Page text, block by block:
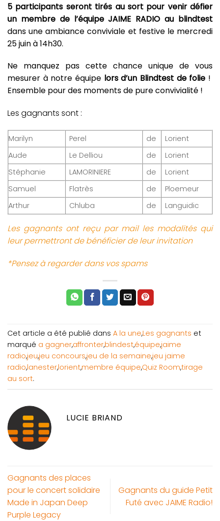
5 participants seront tirés au sort pour venir défier
un membre de l’équipe JAIME RADIO au blindtest
dans une ambiance conviviale et festive le mercredi
25 juin à 14h30.
Ne manquez pas cette chance unique de vous
mesurer à notre équipe lors d’un Blindtest de folie !
Ensemble pour des moments de pure convivialité !
Les gagnants sont :
Marilyn Perel de
Lorient
Aude
Le Delliou de
Lorient
Stéphanie
LAMORINIERE de
Lorient
Samuel
Flatrès de
Ploemeur
Arthur
Chluba de Languidic
Les gagnants ont reçu par mail les modalités qui
leur permettront de bénéficier de leur invitation
*Pensez à regarder dans vos spams
Cet article a été publié dans A la une,Les gagnants et
marqué a gagner,affronter,blindest,équipe,jaime
radio,jeu,jeu concours,jeu de la semaine,jeu jaime
radio,lanester,lorient,membre équipe,Quiz Room,tirage
au sort.
LUCIE BRIAND
Gagnants des places
pour le concert solidaire
Made in Japan Deep
Purple Legacy
Gagnants du guide Petit
Futé avec JAIME Radio!